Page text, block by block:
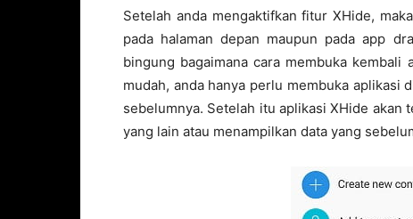
Setelah anda mengaktifkan fitur XHide,
pada halaman depan maupun pada app
bingung bagaimana cara membuka
mudah, anda hanya perlu membuka aplikasi
sebelumnya. Setelah itu aplikasi XHide akan
yang lain atau menampilkan data yang